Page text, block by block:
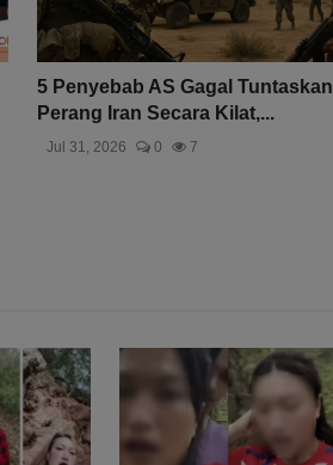
5 Penyebab AS Gagal Tuntaskan
Perang Iran Secara Kilat,...
Jul 31, 2026 0 7